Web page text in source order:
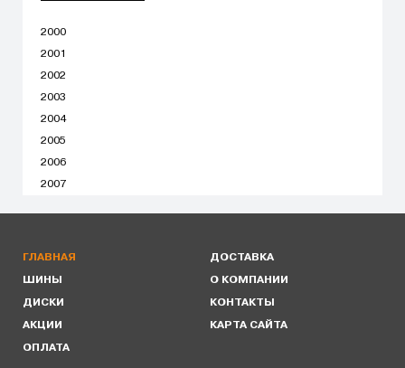
2000
2001
2002
2003
2004
2005
2006
2007
ГЛАВНАЯ
ШИНЫ
ДИСКИ
АКЦИИ
ОПЛАТА
ДОСТАВКА
О КОМПАНИИ
КОНТАКТЫ
КАРТА САЙТА